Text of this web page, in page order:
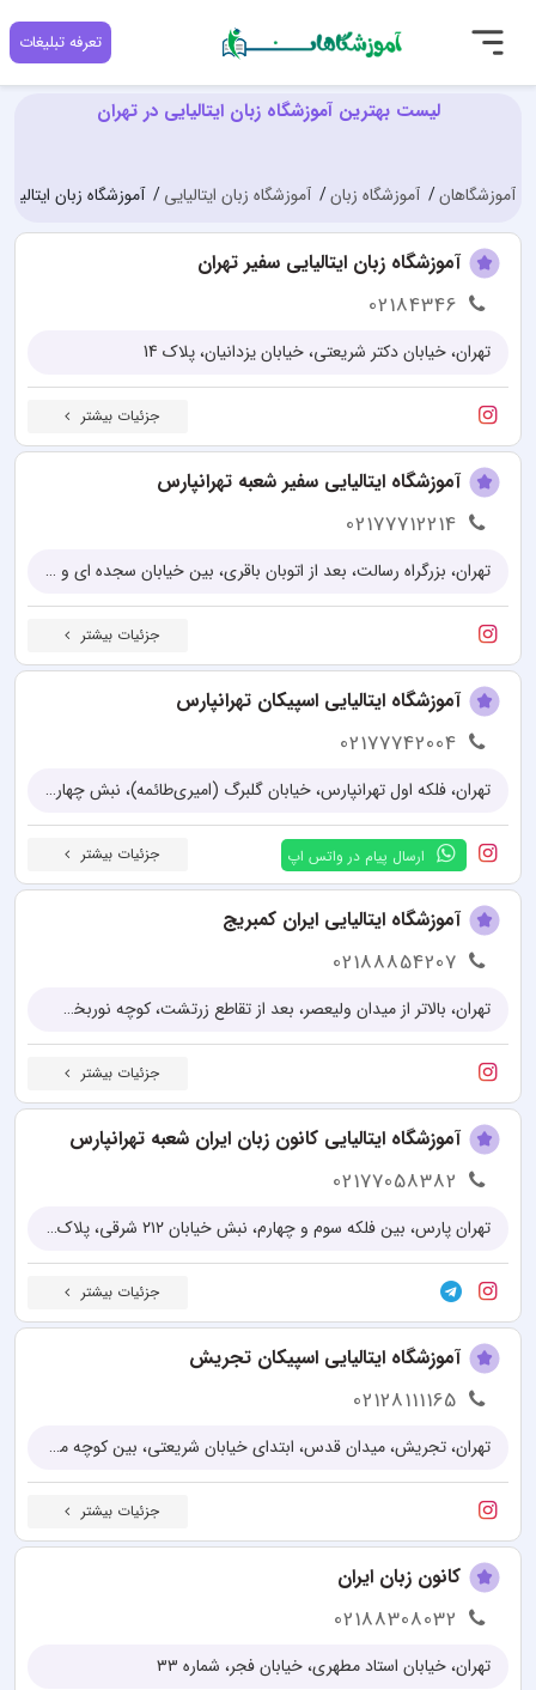
تعرفه تبلیغات
لیست بهترین آموزشگاه زبان ایتالیایی در تهران
آموزشگاهان آموزشگاه زبان آموزشگاه زبان ایتالیایی آموزشگاه زبان
آموزشگاه زبان ایتالیایی سفیر تهران
02184346
تهران، خیابان دکتر شریعتی، خیابان یزدانیان، پلاک 14
جزئیات بیشتر
آموزشگاه ایتالیایی سفیر شعبه تهرانپارس
02177712214
تهران، بزرگراه رسالت، بعد از اتوبان باقری، بین خیابان سجده ای و اخوت، جنب متروی تهرانپارس
جزئیات بیشتر
آموزشگاه ایتالیایی اسپیکان تهرانپارس
02177742004
تهران، فلکه اول تهرانپارس، خیابان گلبرگ (امیری‌طائمه)، نبش چهارراه کیخسروی، پلاک38
ارسال پیام در واتس اپ جزئیات بیشتر
آموزشگاه ایتالیایی ایران کمبریج
02188854207
تهران، بالاتر از میدان ولیعصر، بعد از تقاطع زرتشت، کوچه نوربخش، پلاک 27
جزئیات بیشتر
آموزشگاه ایتالیایی کانون زبان ایران شعبه تهرانپارس
02177058382
تهران پارس، بین فلکه سوم و چهارم، نبش خیابان ۲۱۲ شرقی، پلاک ۴۲۵
جزئیات بیشتر
آموزشگاه ایتالیایی اسپیکان تجریش
02128111165
تهران، تجریش، میدان قدس، ابتدای خیابان شریعتی، بین کوچه مهنا و تدین، بالای بانک رفاه، پلاک2005
جزئیات بیشتر
کانون زبان ایران
02188308032
تهران، خیابان استاد مطهری، خیابان فجر، شماره ۳۳